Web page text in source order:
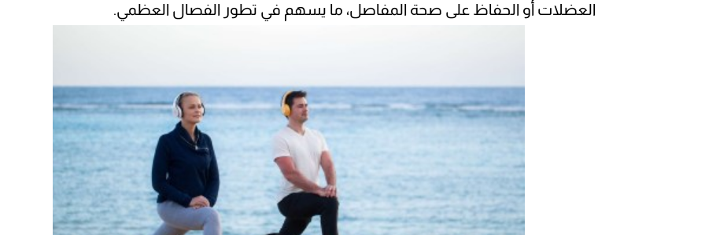
العضلات أو الحفاظ على صحة المفاصل، ما يسهم في تطور الفصال العظمي.